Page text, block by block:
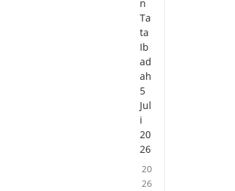
n
Ta
ta
Ib
ad
ah
5
Jul
i
20
26
20
26